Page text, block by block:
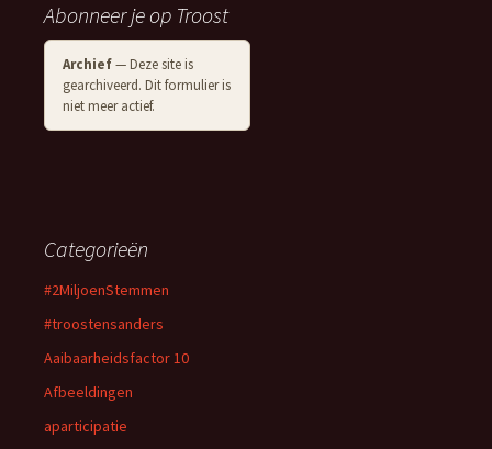
Abonneer je op Troost
Archief— Deze site is
gearchiveerd. Dit formulier is
niet meer actief.
Categorieën
#2MiljoenStemmen
#troostensanders
Aaibaarheidsfactor 10
Afbeeldingen
aparticipatie